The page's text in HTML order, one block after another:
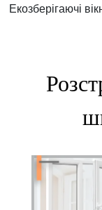
Екозберігаючі